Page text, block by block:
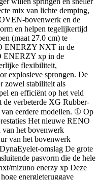
mix van lichte demping,
bovenwerk en de
en helpen tegelijkertijd
(maat 27.0 cm) te
ENERZY NXT in de
ENERZY xp in de
flexibiliteit,
explosieve sprongen. De
zowel stabiliteit als
en efficiënt op het veld
de verbeterde XG Rubber-
eerdere modellen. ① Op
Het nieuwe RENO
het bovenwerk
van het bovenwerk
omslag De grote
pasvorm die de hele
mizuno enerzy xp Deze
energieteruggave